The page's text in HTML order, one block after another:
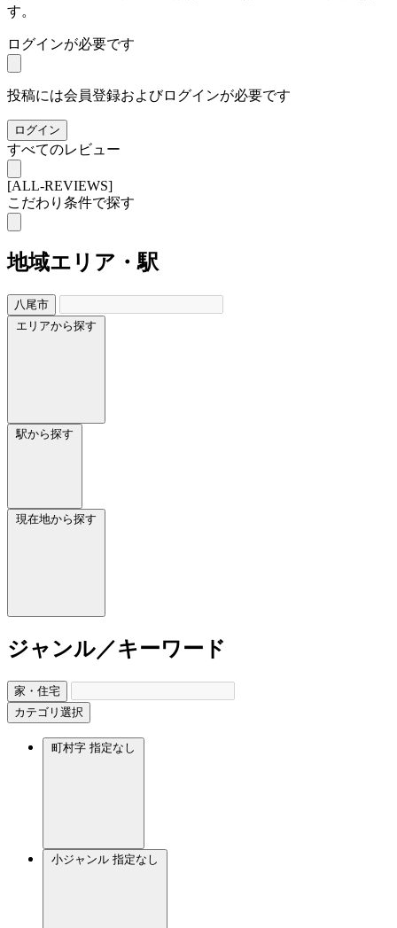
す。
ログインが必要です
投稿には会員登録およびログインが必要です
ログイン
すべてのレビュー
[ALL-REVIEWS]
こだわり条件で探す
地域エリア・駅
八尾市
エリアから探す
駅から探す
現在地から探す
ジャンル／キーワード
家・住宅
カテゴリ選択
町村字 指定なし
小ジャンル 指定なし